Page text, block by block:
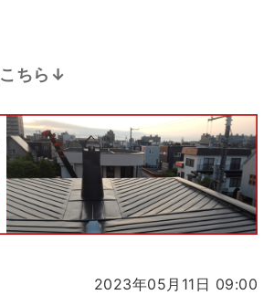
ちら↓
2023年05月11日 09:00